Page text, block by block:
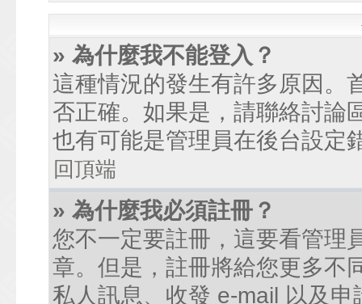
» 為什麼我不能登入？
這種情況的發生有許多原因。
否正確。如果是，請聯絡討論
也有可能是管理員在後台設定
回頂端
» 為什麼我必須註冊？
您不一定要註冊，這要看管理
章。但是，註冊將給您更多不
私人訊息、收發 e-mail 以及